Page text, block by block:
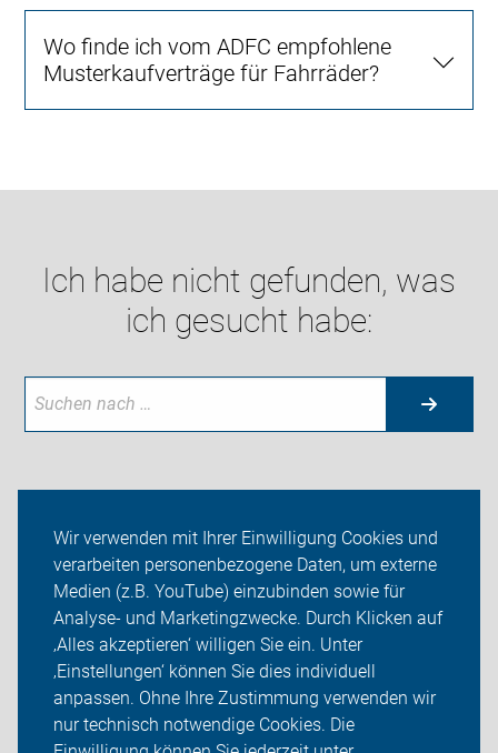
Wir verwenden mit Ihrer Einwilligung Cookies und
verarbeiten personenbezogene Daten, um externe
Medien (z.B. YouTube) einzubinden sowie für
Analyse- und Marketingzwecke. Durch Klicken auf
‚Alles akzeptieren‘ willigen Sie ein. Unter
‚Einstellungen‘ können Sie dies individuell
anpassen. Ohne Ihre Zustimmung verwenden wir
nur technisch notwendige Cookies. Die
Wo finde ich vom ADFC empfohlene
Musterkaufverträge für Fahrräder?
Ich habe nicht gefunden, was
ich gesucht habe:
ADFC Markgröningen
Sei dabei
Presse
Login